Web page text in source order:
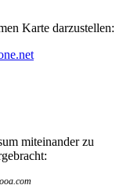
Karte darzustellen:
miteinander zu